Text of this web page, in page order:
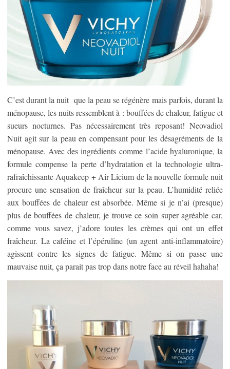
C’est durant la nuit que la peau se régénère mais parfois, durant la
ménopause, les nuits ressemblent à : bouffées de chaleur, fatigue et
sueurs nocturnes. Pas nécessairement très reposant! Neovadiol
Nuit agit sur la peau en compensant pour les désagréments de la
ménopause. Avec des ingrédients comme l’acide hyaluronique, la
formule compense la perte d’hydratation et la technologie ultra-
rafraîchissante Aquakeep + Air Licium de la nouvelle formule nuit
procure une sensation de fraîcheur sur la peau. L’humidité reliée
aux bouffées de chaleur est absorbée. Même si je n’ai (presque)
plus de bouffées de chaleur, je trouve ce soin super agréable car,
comme vous savez, j’adore toutes les crèmes qui ont un effet
fraîcheur. La caféine et l’épéruline (un agent anti-inflammatoire)
agissent contre les signes de fatigue. Même si on passe une
mauvaise nuit, ça parait pas trop dans notre face au réveil hahaha!